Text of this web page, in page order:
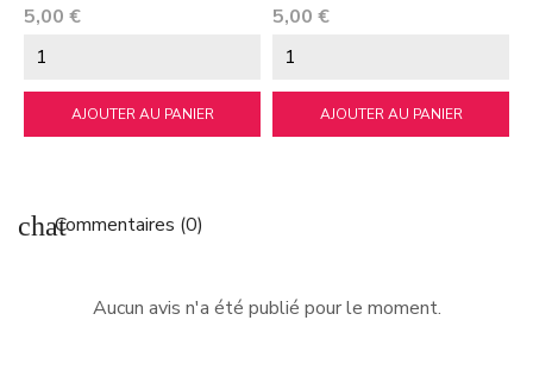
Prix
5,00 €
AJOUTER AU PANIER
Prix
5,00 €
AJOUTER AU PANIER
chatCommentaires (0)
Aucun avis n'a été publié pour le moment.